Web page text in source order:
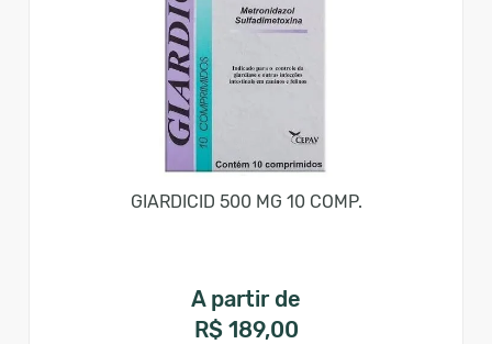
GIARDICID 500 MG 10 COMP.
A partir de
R$ 189,00